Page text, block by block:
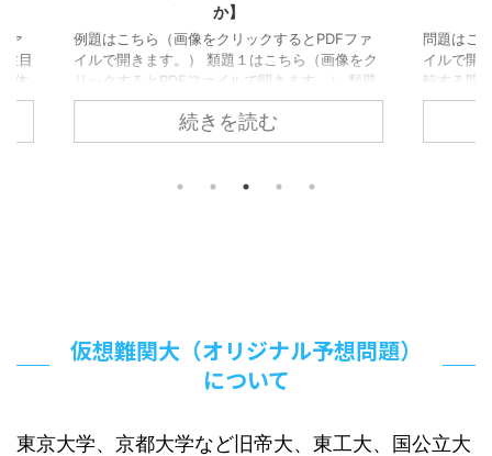
ファ
をク
類題
ァイ
次の
屋大学】
問題はこちら（画像をクリックするとPDFファ
イルで開きます。） 文字を含んだ式の大小を比
較する問題です。 単純に差を取って解決すれば
問題ないのですが、差をとっても埒があかない
問題もあるでしょう。 本問は誘導はなく、方針
から自力で考える問題です。 もちろん、取っ掛
愚直に攻めてもよし、工夫して鮮やかに捌いて
続きを読む
問題は
イルで
が、見
難問で
めると
仮想難関大（オリジナル予想問題）
について
東京大学、京都大学など旧帝大、東工大、国公立大